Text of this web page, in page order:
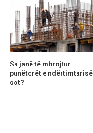
Sa janë të mbrojtur
punëtorët e ndërtimtarisë
sot?